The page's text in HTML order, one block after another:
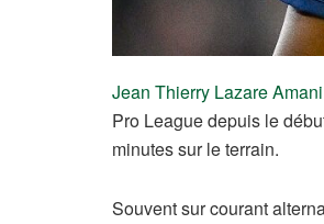
Jean Thierry Lazare Amani
Pro League depuis le
minutes sur le terrain.
Souvent sur courant